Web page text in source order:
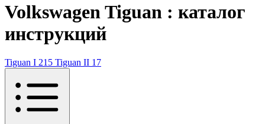
Volkswagen Tiguan : каталог
инструкций
Tiguan I 215 Tiguan II 17